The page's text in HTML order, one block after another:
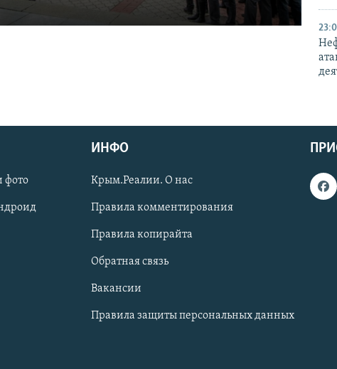
фото
ИНФО
Крым.Реалии. О нас
Правила комментирования
Правила копирайта
Обратная связь
Вакансии
Правила защиты персональных данных